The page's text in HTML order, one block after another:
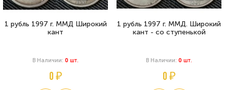
1 рубль 1997 г. ММД Широкий
кант
В Наличии: 0 Шт.
0 ₽
1 рубль 1997 г. ММД. Широкий
кант - со ступенькой
В Наличии: 0 Шт.
0 ₽